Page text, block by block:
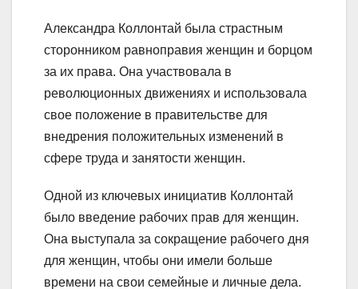
Александра Коллонтай была страстным
сторонником равноправия женщин и борцом
за их права. Она участвовала в
революционных движениях и использовала
свое положение в правительстве для
внедрения положительных изменений в
сфере труда и занятости женщин.
Одной из ключевых инициатив Коллонтай
было введение рабочих прав для женщин.
Она выступала за сокращение рабочего дня
для женщин, чтобы они имели больше
времени на свои семейные и личные дела.